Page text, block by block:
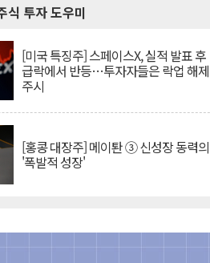
식 투자 도우미
[미국 특징주] 스페이스X, 실적 발표 후
급락에서 반등…투자자들은 락업 해제
주시
[홍콩 대장주] 메이퇀 ③ 신성장 동력의
'폭발적 성장'